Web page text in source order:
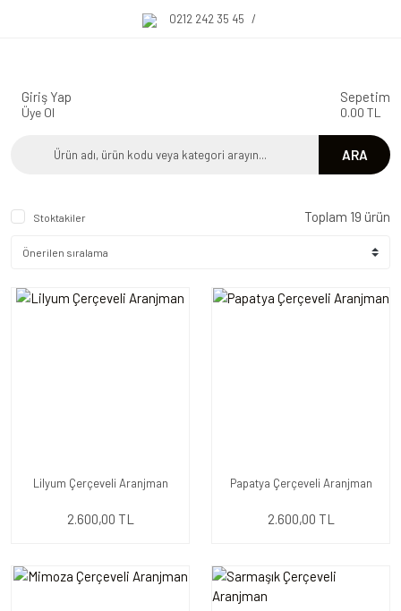
0212 242 35 45 /
ARA
Giriş Yap
Üye Ol
Sepetim
0.00 TL
Stoktakiler Toplam 19 ürün
Lilyum Çerçeveli Aranjman
2.600,00 TL
Papatya Çerçeveli Aranjman
2.600,00 TL